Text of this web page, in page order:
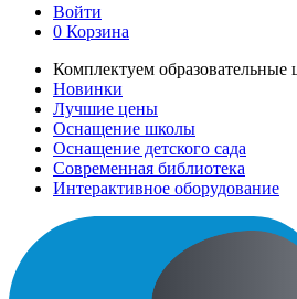
Войти
0 Корзина
Комплектуем образовательные
Новинки
Лучшие цены
Оснащение школы
Оснащение детского сада
Современная библиотека
Интерактивное оборудование